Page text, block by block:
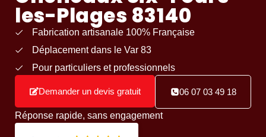
les-Plages 83140
Fabrication artisanale 100% Française
Déplacement dans le Var 83
Pour particuliers et professionnels
Demander un devis gratuit 06 07 03 49 18
Réponse rapide, sans engagement